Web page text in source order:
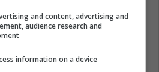
diálogo más que una
la política museística.
sin salir de
and content, advertising and
audience research and
information on a device